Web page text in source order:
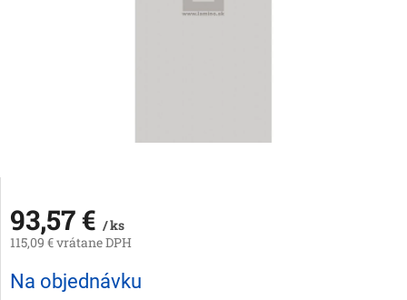
93,57 € / ks
115,09 € vrátane DPH
Jednotková
cena:
Na objednávku